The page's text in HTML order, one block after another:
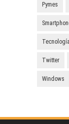
Pymes
Tecnología
Twitter
Windows